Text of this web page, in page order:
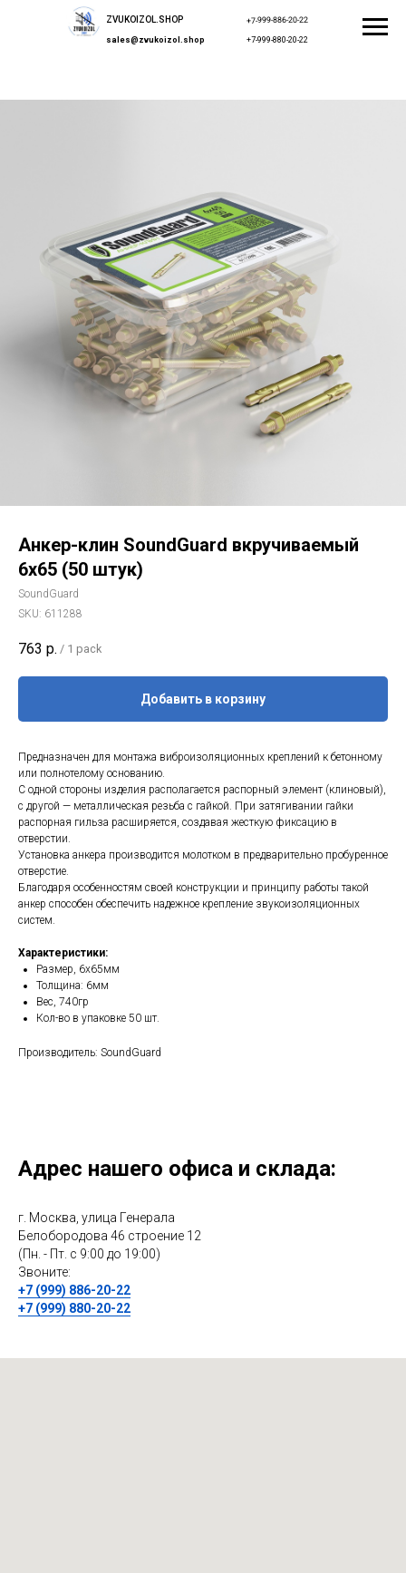
+7-999-880-20-22
+7-999-886-20-22
sales@zvukoizol.shop
ZVUKOIZOL.SHOP
Анкер-клин SoundGuard вкручиваемый
6х65 (50 штук)
SoundGuard
SKU: 611288
763 р. / 1 pack
Добавить в корзину
Предназначен для монтажа виброизоляционных креплений к бетонному
или полнотелому основанию.
С одной стороны изделия располагается распорный элемент (клиновый),
с другой — металлическая резьба с гайкой. При затягивании гайки
распорная гильза расширяется, создавая жесткую фиксацию в
отверстии.
Установка анкера производится молотком в предварительно пробуренное
отверстие.
Благодаря особенностям своей конструкции и принципу работы такой
анкер способен обеспечить надежное крепление звукоизоляционных
систем.
Характеристики:
Размер, 6х65мм
Толщина: 6мм
Вес, 740гр
Кол-во в упаковке 50 шт.
Производитель: SoundGuard
Адрес нашего офиса и склада:
г. Москва, улица Генерала
Белобородова 46 строение 12
(Пн. - Пт. с 9:00 до 19:00)
Звоните:
+7 (999) 886-20-22
+7 (999) 880-20-22